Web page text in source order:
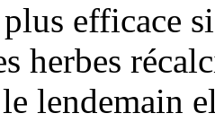
plus efficace
herbes
lendemain